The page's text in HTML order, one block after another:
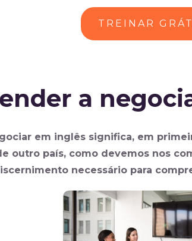
TREINAR
a
em inglês significa, em
outro país, como devemos nos
necessário para